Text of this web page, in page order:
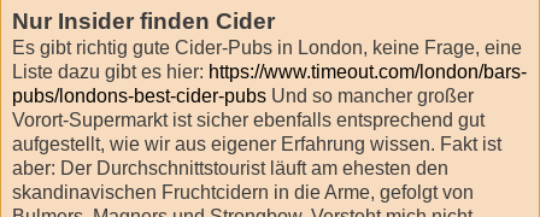
Nur Insider finden Cider
Es gibt richtig gute Cider-Pubs in London, keine Frage, eine
Liste dazu gibt es hier: https://www.timeout.com/london/bars-
pubs/londons-best-cider-pubs Und so mancher großer
Vorort-Supermarkt ist sicher ebenfalls entsprechend gut
aufgestellt, wie wir aus eigener Erfahrung wissen. Fakt ist
aber: Der Durchschnittstourist läuft am ehesten den
skandinavischen Fruchtcidern in die Arme, gefolgt von